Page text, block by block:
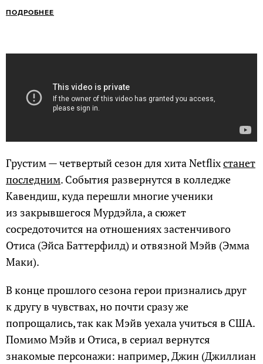
ПОДРОБНЕЕ
Грустим — четвертый сезон для хита Netflixстанет
последним. События развернутся в колледже
Кавендиш, куда перешли многие ученики
из закрывшегося Мурдэйла, а сюжет
сосредоточится на отношениях застенчивого
Отиса (Эйса Баттерфилд) и отвязной Мэйв (Эмма
Маки).
В конце прошлого сезона герои признались друг
к другу в чувствах, но почти сразу же
попрощались, так как Мэйв уехала учиться в США.
Помимо Мэйв и Отиса, в сериал вернутся
знакомые персонажи: например, Джин (Джиллиан